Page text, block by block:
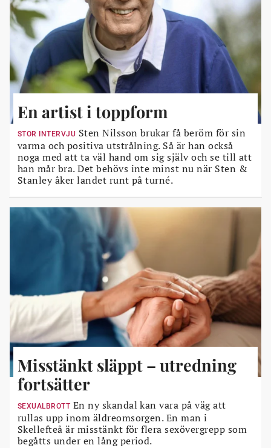
En artist i toppform
STOR INTERVJU Sten Nilsson brukar få beröm för sin
varma och positiva utstrålning. Så är han också
noga med att ta väl hand om sig själv och se till att
han mår bra. Det behövs inte minst nu när Sten &
Stanley åker landet runt på turné.
Misstänkt släppt – utredning
fortsätter
SEXUALBROTT En ny skandal kan vara på väg att
rullas upp inom äldreomsorgen. En man i
Skellefteå är misstänkt för flera sexövergrepp som
begåtts under en lång period.